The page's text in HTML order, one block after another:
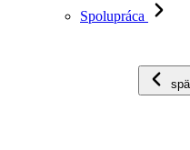
Spolupráca